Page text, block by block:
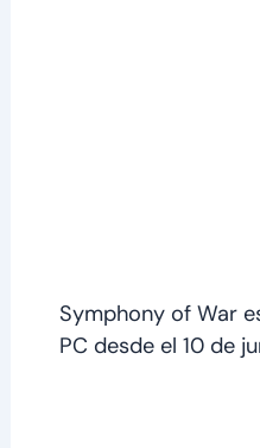
Symphony of War
PC desde el 10 de